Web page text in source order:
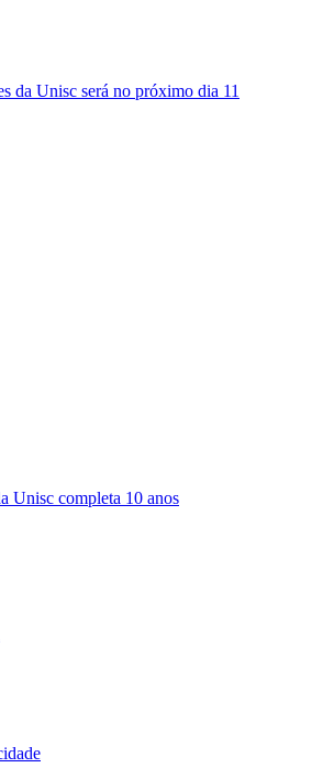
da Unisc será no próximo dia 11
Unisc completa 10 anos